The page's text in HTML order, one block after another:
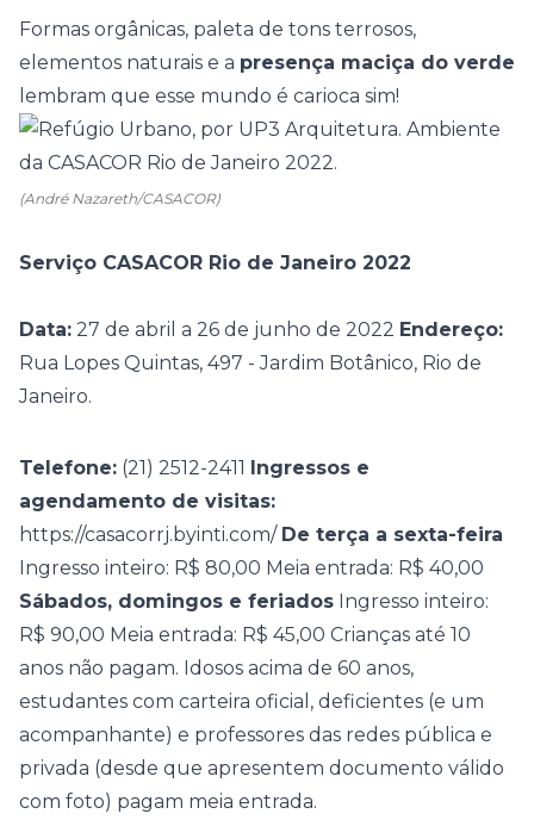
Formas orgânicas, paleta de tons terrosos,
elementos naturais e a presença maciça do verde
lembram que esse mundo é carioca sim!
(André Nazareth/CASACOR)
Serviço CASACOR Rio de Janeiro 2022
Data: 27 de abril a 26 de junho de 2022 Endereço:
Rua Lopes Quintas, 497 - Jardim Botânico, Rio de
Janeiro.
Telefone: (21) 2512-2411 Ingressos e
agendamento de visitas:
https://casacorrj.byinti.com/ De terça a sexta-feira
Ingresso inteiro: R$ 80,00 Meia entrada: R$ 40,00
Sábados, domingos e feriados Ingresso inteiro:
R$ 90,00 Meia entrada: R$ 45,00 Crianças até 10
anos não pagam. Idosos acima de 60 anos,
estudantes com carteira oficial, deficientes (e um
acompanhante) e professores das redes pública e
privada (desde que apresentem documento válido
com foto) pagam meia entrada.